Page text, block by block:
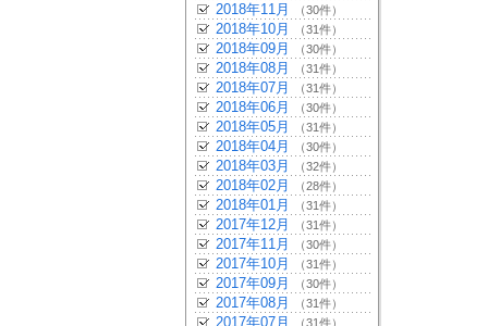
2018年11月 （30件）
2018年10月 （31件）
2018年09月 （30件）
2018年08月 （31件）
2018年07月 （31件）
2018年06月 （30件）
2018年05月 （31件）
2018年04月 （30件）
2018年03月 （32件）
2018年02月 （28件）
2018年01月 （31件）
2017年12月 （31件）
2017年11月 （30件）
2017年10月 （31件）
2017年09月 （30件）
2017年08月 （31件）
2017年07月 （31件）